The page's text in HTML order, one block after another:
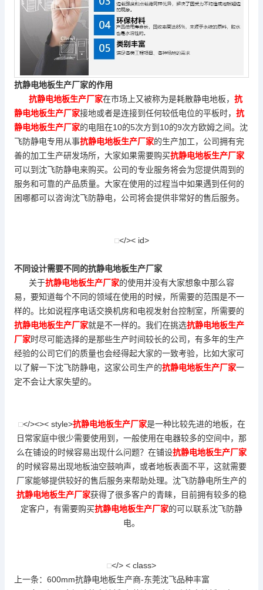
抗静电地板生产厂家的作用
抗静电地板生产厂家在市场上又被称为是耗散静电地板， 抗
静电地板生产厂家接地或者是连接到任何较低电位的平板时， 抗
静电地板生产厂家的电阻在10的5次方到10的9次方欧姆之间。沈
飞防静电专用从事抗静电地板生产厂家的生产加工，公司拥有完
善的加工生产研发场所，大家如果需要购买抗静电地板生产厂家
可以到沈飞防静电来购买。公司的专业服务将会为您提供周到的
服务和可靠的产品质量。大家在使用的过程当中如果遇到任何的
困哪都可以咨询沈飞防静电，公司将会提供非常好的售后服务。
</>< id>
不同设计需要不同的抗静电地板生产厂家
关于抗静电地板生产厂家的使用并没有大家想象中那么容
易，要知道每个不同的领域在使用的时候，所需要的范围是不一
样的。比如说程序电话交换机房和电视发射台控制室，所需要的
抗静电地板生产厂家就是不一样的。我们在挑选抗静电地板生产
厂家时尽可能选择的是那些生产时间较长的公司，有多年的生产
经验的公司它们的质量也会经得起大家的一致考验，比如大家可
以了解一下沈飞防静电，这家公司生产的抗静电地板生产厂家一
定不会让大家失望的。
</><>< style>抗静电地板生产厂家是一种比较先进的地板，在
日常家庭中很少需要使用到，一般使用在电器较多的空间中，那
么在铺设的时候容易出现什么问题？在铺设抗静电地板生产厂家
的时候容易出现地板油空鼓响声，或者地板表面不平，这就需要
厂家能够提供较好的售后服务来帮助处理。沈飞防静电所生产的
抗静电地板生产厂家获得了很多客户的青睐，目前拥有较多的稳
定客户，有需要购买抗静电地板生产厂家的可以联系沈飞防静
电。
</> < class>
上一条： 600mm抗静电地板生产商-东莞沈飞品种丰富